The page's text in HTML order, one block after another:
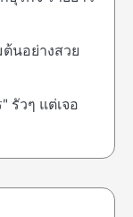
นอย่างสวย
รัวๆ แต่เจอ